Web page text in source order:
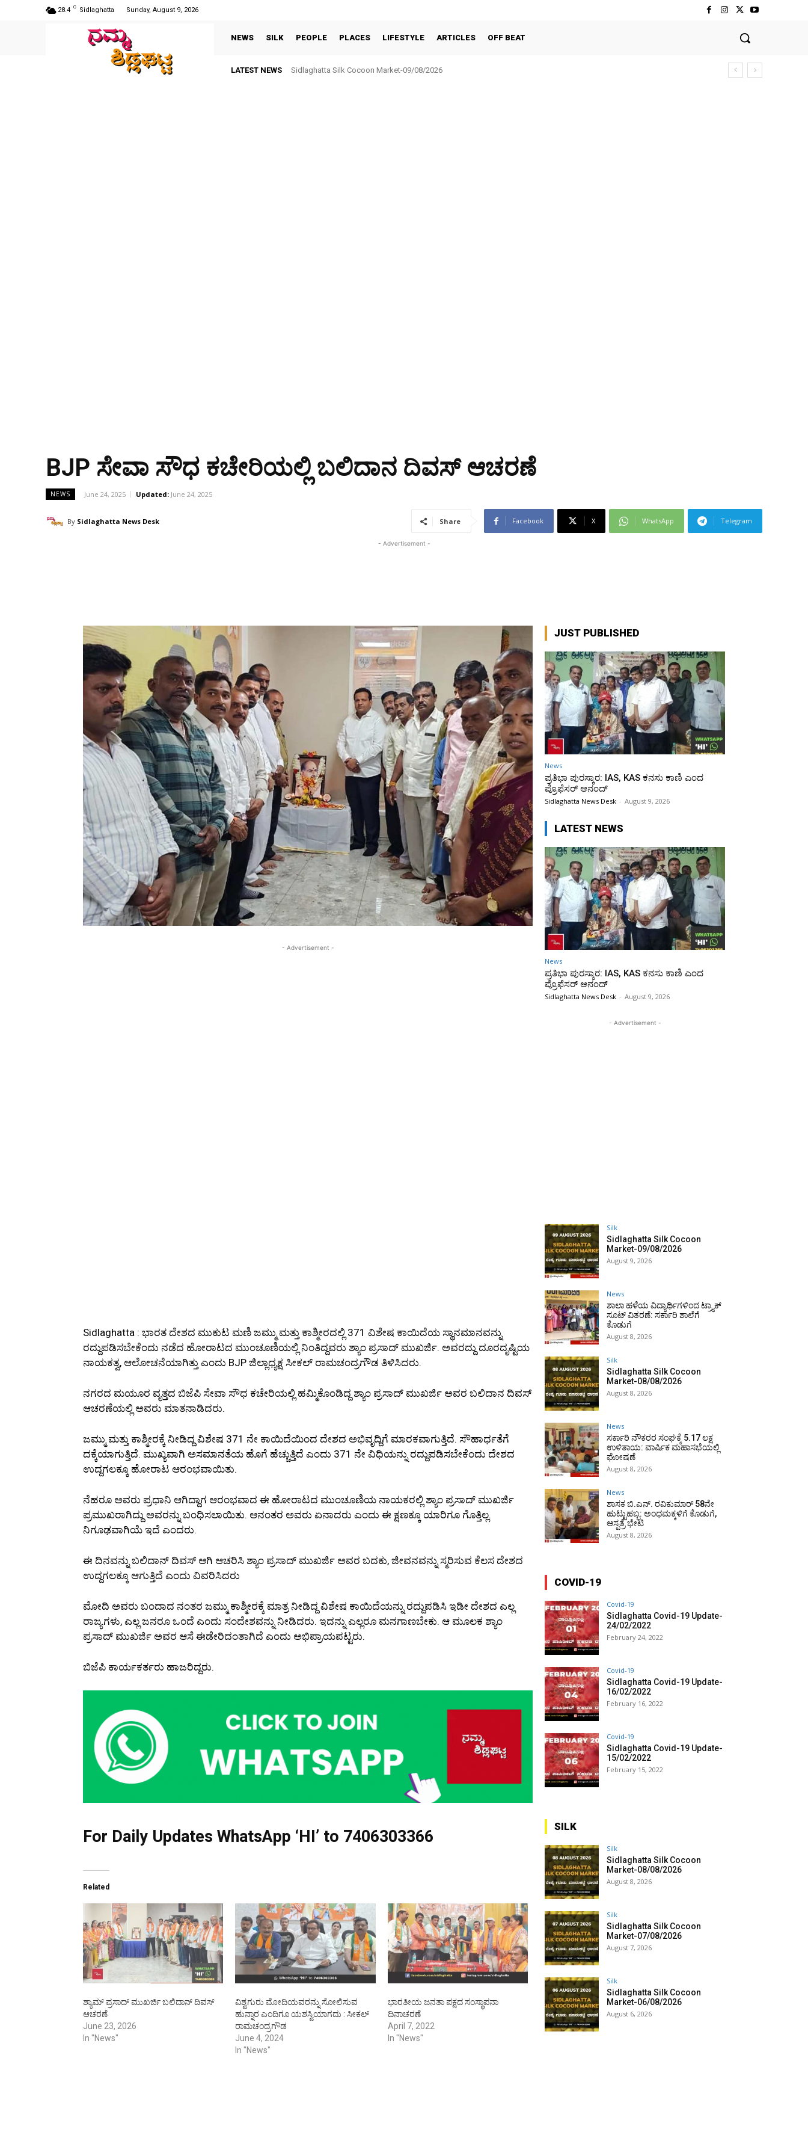
28.4 C Sidlaghatta Sunday, August 9, 2026
NEWS SILK PEOPLE PLACES LIFESTYLE ARTICLES OFF BEAT
LATEST NEWS ಶಾಲಾ ಹಳೆಯ ವಿದ್ಯಾರ್ಥಿಗಳಿಂದ ಟ್ರ್ಯಾಕ್‌ ಸೂಟ್ ವಿತರಣೆ: ಸರ್ಕಾರಿ ಶಾಲೆಗೆ ಕೊಡುಗೆ
BJP ಸೇವಾ ಸೌಧ ಕಚೇರಿಯಲ್ಲಿ ಬಲಿದಾನ ದಿವಸ್ ಆಚರಣೆ
NEWS June 24, 2025 Updated: June 24, 2025
By Sidlaghatta News Desk Share Facebook X WhatsApp Telegram
- Advertisement -
- Advertisement -
Sidlaghatta : ಭಾರತ ದೇಶದ ಮುಕುಟ ಮಣಿ ಜಮ್ಮು ಮತ್ತು ಕಾಶ್ಮೀರದಲ್ಲಿ 371 ವಿಶೇಷ ಕಾಯಿದೆಯ ಸ್ಥಾನಮಾನವನ್ನು
ರದ್ದುಪಡಿಸಬೇಕೆಂದು ನಡೆದ ಹೋರಾಟದ ಮುಂಚೂಣಿಯಲ್ಲಿ ನಿಂತಿದ್ದವರು ಶ್ಯಾಂ ಪ್ರಸಾದ್ ಮುಖರ್ಜಿ. ಅವರದ್ದು ದೂರದೃಷ್ಟಿಯ
ನಾಯಕತ್ವ, ಆಲೋಚನೆಯಾಗಿತ್ತು ಎಂದು BJP ಜಿಲ್ಲಾಧ್ಯಕ್ಷ ಸೀಕಲ್ ರಾಮಚಂದ್ರಗೌಡ ತಿಳಿಸಿದರು.
ನಗರದ ಮಯೂರ ವೃತ್ತದ ಬಿಜೆಪಿ ಸೇವಾ ಸೌಧ ಕಚೇರಿಯಲ್ಲಿ ಹಮ್ಮಿಕೊಂಡಿದ್ದ ಶ್ಯಾಂ ಪ್ರಸಾದ್ ಮುಖರ್ಜಿ ಅವರ ಬಲಿದಾನ ದಿವಸ್
ಆಚರಣೆಯಲ್ಲಿ ಅವರು ಮಾತನಾಡಿದರು.
ಜಮ್ಮು ಮತ್ತು ಕಾಶ್ಮೀರಕ್ಕೆ ನೀಡಿದ್ದ ವಿಶೇಷ 371 ನೇ ಕಾಯಿದೆಯಿಂದ ದೇಶದ ಅಭಿವೃದ್ದಿಗೆ ಮಾರಕವಾಗುತ್ತಿದೆ. ಸೌಹಾರ್ಧತೆಗೆ
ದಕ್ಕೆಯಾಗುತ್ತಿದೆ. ಮುಖ್ಯವಾಗಿ ಅಸಮಾನತೆಯ ಹೊಗೆ ಹೆಚ್ಚುತ್ತಿದೆ ಎಂದು 371 ನೇ ವಿಧಿಯನ್ನು ರದ್ದುಪಡಿಸಬೇಕೆಂದು ದೇಶದ
ಉದ್ದಗಲಕ್ಕೂ ಹೋರಾಟ ಆರಂಭವಾಯಿತು.
ನೆಹರೂ ಅವರು ಪ್ರಧಾನಿ ಆಗಿದ್ದಾಗ ಆರಂಭವಾದ ಈ ಹೋರಾಟದ ಮುಂಚೂಣಿಯ ನಾಯಕರಲ್ಲಿ ಶ್ಯಾಂ ಪ್ರಸಾದ್ ಮುಖರ್ಜಿ
ಪ್ರಮುಖರಾಗಿದ್ದು ಅವರನ್ನು ಬಂಧಿಸಲಾಯಿತು. ಆನಂತರ ಅವರು ಏನಾದರು ಎಂದು ಈ ಕ್ಷಣಕ್ಕೂ ಯಾರಿಗೂ ಗೊತ್ತಿಲ್ಲ.
ನಿಗೂಢವಾಗಿಯೆ ಇದೆ ಎಂದರು.
ಈ ದಿನವನ್ನು ಬಲಿದಾನ್ ದಿವಸ್ ಆಗಿ ಆಚರಿಸಿ ಶ್ಯಾಂ ಪ್ರಸಾದ್ ಮುಖರ್ಜಿ ಅವರ ಬದಕು, ಜೀವನವನ್ನು ಸ್ಮರಿಸುವ ಕೆಲಸ ದೇಶದ
ಉದ್ದಗಲಕ್ಕೂ ಆಗುತ್ತಿದೆ ಎಂದು ವಿವರಿಸಿದರು
ಮೋದಿ ಅವರು ಬಂದಾದ ನಂತರ ಜಮ್ಮು ಕಾಶ್ಮೀರಕ್ಕೆ ಮಾತ್ರ ನೀಡಿದ್ದ ವಿಶೇಷ ಕಾಯಿದೆಯನ್ನು ರದ್ದುಪಡಿಸಿ ಇಡೀ ದೇಶದ ಎಲ್ಲ
ರಾಜ್ಯಗಳು, ಎಲ್ಲ ಜನರೂ ಒಂದೆ ಎಂದು ಸಂದೇಶವನ್ನು ನೀಡಿದರು. ಇದನ್ನು ಎಲ್ಲರೂ ಮನಗಾಣಬೇಕು. ಆ ಮೂಲಕ ಶ್ಯಾಂ
ಪ್ರಸಾದ್ ಮುಖರ್ಜಿ ಅವರ ಆಸೆ ಈಡೇರಿದಂತಾಗಿದೆ ಎಂದು ಅಭಿಪ್ರಾಯಪಟ್ಟರು.
ಬಿಜೆಪಿ ಕಾರ್ಯಕರ್ತರು ಹಾಜರಿದ್ದರು.
For Daily Updates WhatsApp ‘HI’ to 7406303366
Related
ಶ್ಯಾಮ್ ಪ್ರಸಾದ್ ಮುಖರ್ಜಿ ಬಲಿದಾನ್ ದಿವಸ್
ಆಚರಣೆ
June 23, 2026
In "News"
ವಿಶ್ವಗುರು ಮೋದಿಯವರನ್ನು ಸೋಲಿಸುವ
ಹುನ್ನಾರ ಎಂದಿಗೂ ಯಶಸ್ವಿಯಾಗದು : ಸೀಕಲ್
ರಾಮಚಂದ್ರಗೌಡ
June 4, 2024
In "News"
ಭಾರತೀಯ ಜನತಾ ಪಕ್ಷದ ಸಂಸ್ಥಾಪನಾ
ದಿನಾಚರಣೆ
April 7, 2022
In "News"
JUST PUBLISHED
News
ಪ್ರತಿಭಾ ಪುರಸ್ಕಾರ: IAS, KAS ಕನಸು ಕಾಣಿ ಎಂದ
ಪ್ರೊಫೆಸರ್ ಆನಂದ್
Sidlaghatta News Desk - August 9, 2026
LATEST NEWS
News
ಪ್ರತಿಭಾ ಪುರಸ್ಕಾರ: IAS, KAS ಕನಸು ಕಾಣಿ ಎಂದ
ಪ್ರೊಫೆಸರ್ ಆನಂದ್
Sidlaghatta News Desk - August 9, 2026
- Advertisement -
Silk
Sidlaghatta Silk Cocoon
Market-09/08/2026
August 9, 2026
News
ಶಾಲಾ ಹಳೆಯ ವಿದ್ಯಾರ್ಥಿಗಳಿಂದ ಟ್ರ್ಯಾಕ್‌
ಸೂಟ್ ವಿತರಣೆ: ಸರ್ಕಾರಿ ಶಾಲೆಗೆ
ಕೊಡುಗೆ
August 8, 2026
Silk
Sidlaghatta Silk Cocoon
Market-08/08/2026
August 8, 2026
News
ಸರ್ಕಾರಿ ನೌಕರರ ಸಂಘಕ್ಕೆ ₹5.17 ಲಕ್ಷ
ಉಳಿತಾಯ: ವಾರ್ಷಿಕ ಮಹಾಸಭೆಯಲ್ಲಿ
ಘೋಷಣೆ
August 8, 2026
News
ಶಾಸಕ ಬಿ.ಎನ್. ರವಿಕುಮಾರ್ 58ನೇ
ಹುಟ್ಟುಹಬ್ಬ: ಅಂಧಮಕ್ಕಳಿಗೆ ಕೊಡುಗೆ,
ಆಸ್ಪತ್ರೆ ಭೇಟಿ
August 8, 2026
COVID-19
Covid-19
Sidlaghatta Covid-19 Update-
24/02/2022
February 24, 2022
Covid-19
Sidlaghatta Covid-19 Update-
16/02/2022
February 16, 2022
Covid-19
Sidlaghatta Covid-19 Update-
15/02/2022
February 15, 2022
SILK
Silk
Sidlaghatta Silk Cocoon
Market-08/08/2026
August 8, 2026
Silk
Sidlaghatta Silk Cocoon
Market-07/08/2026
August 7, 2026
Silk
Sidlaghatta Silk Cocoon
Market-06/08/2026
August 6, 2026